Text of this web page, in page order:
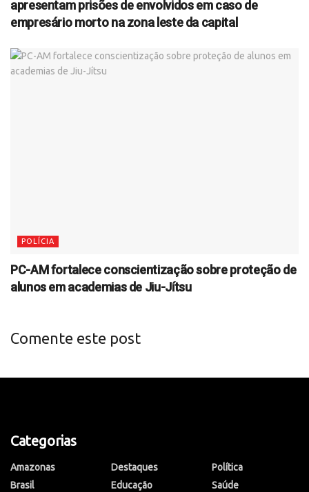
apresentam prisões de envolvidos em caso de
empresário morto na zona leste da capital
POLÍCIA
PC-AM fortalece conscientização sobre proteção de
alunos em academias de Jiu-Jítsu
Comente este post
Categorias
Amazonas
Brasil
Destaques
Educação
Política
Saúde